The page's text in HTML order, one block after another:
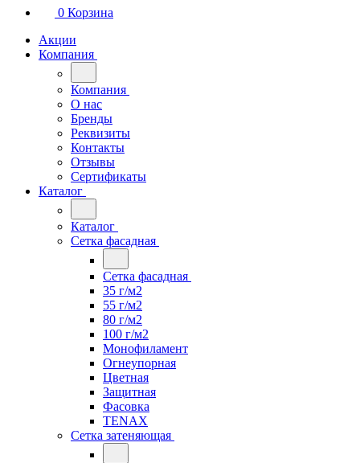
0 Корзина
Акции
Компания
Компания
О нас
Бренды
Реквизиты
Контакты
Отзывы
Сертификаты
Каталог
Каталог
Сетка фасадная
Сетка фасадная
35 г/м2
55 г/м2
80 г/м2
100 г/м2
Монофиламент
Огнеупорная
Цветная
Защитная
Фасовка
TENAX
Сетка затеняющая